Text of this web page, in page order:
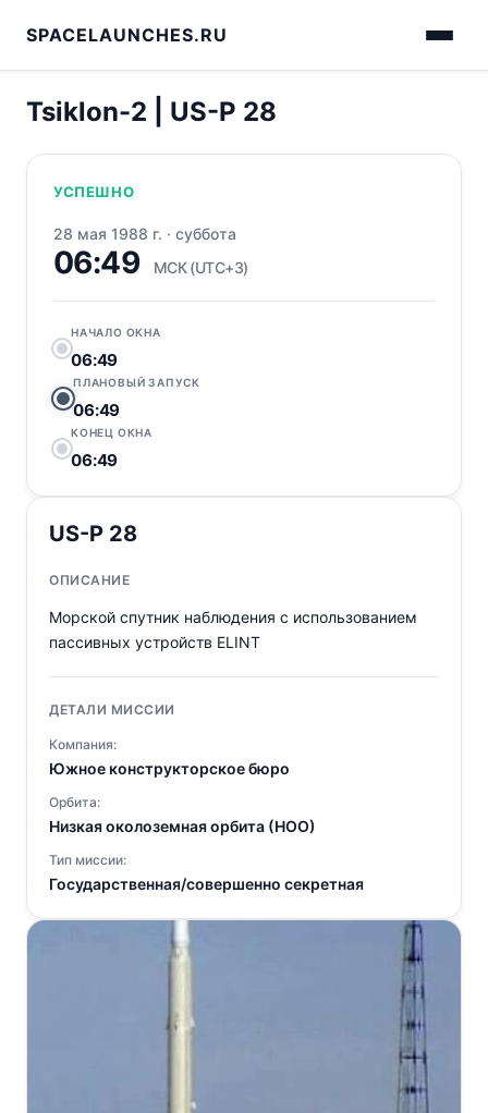
SPACELAUNCHES.RU
Tsiklon-2 | US-P 28
УСПЕШНО
28 мая 1988 г. · суббота
06:49 МСК (UTC+3)
НАЧАЛО ОКНА
06:49
ПЛАНОВЫЙ ЗАПУСК
06:49
КОНЕЦ ОКНА
06:49
US-P 28
ОПИСАНИЕ
Морской спутник наблюдения с использованием
пассивных устройств ELINT
ДЕТАЛИ МИССИИ
Компания:
Южное конструкторское бюро
Орбита:
Низкая околоземная орбита (НОО)
Тип миссии:
Государственная/совершенно секретная